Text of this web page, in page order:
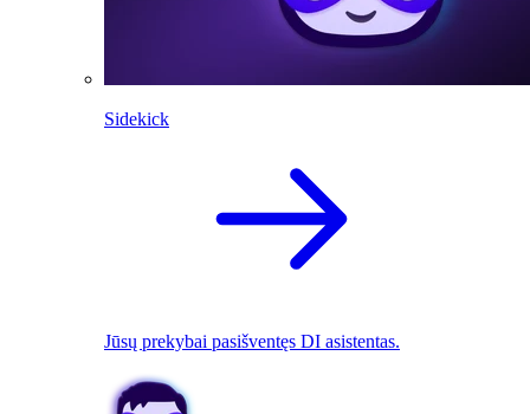
Sidekick
Jūsų prekybai pasišventęs DI asistentas.